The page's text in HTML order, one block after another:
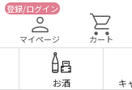
登録/ログイン
マイページ カート
お酒 キ